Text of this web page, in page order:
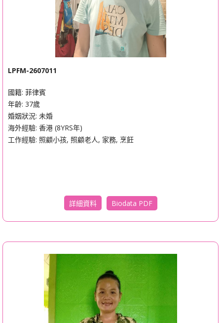
LPFM-2607011
國籍: 菲律賓
年齡: 37歲
婚姻狀況: 未婚
海外經驗: 香港 (8YRS年)
工作經驗: 照顧小孩, 照顧老人, 家務, 烹飪
詳細資料 Biodata PDF